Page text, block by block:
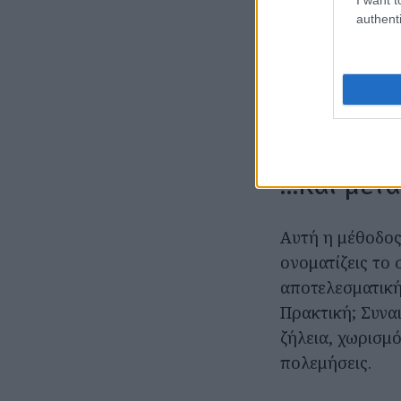
Δεν είναι
ερώτημα,
αυτή την
…Και
Αυτή η
ονοματίζεις
Πρακτική;
ζήλεια,
πολεμήσεις.